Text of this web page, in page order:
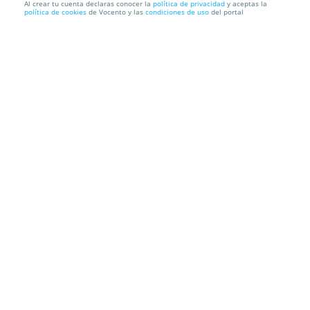
Pack 4, 6, 8 o 12 recambios de cepillo eléctrico
Al crear tu cuenta declaras conocer la política de privacidad y aceptas la
política de cookies de Vocento y las condiciones de uso del portal